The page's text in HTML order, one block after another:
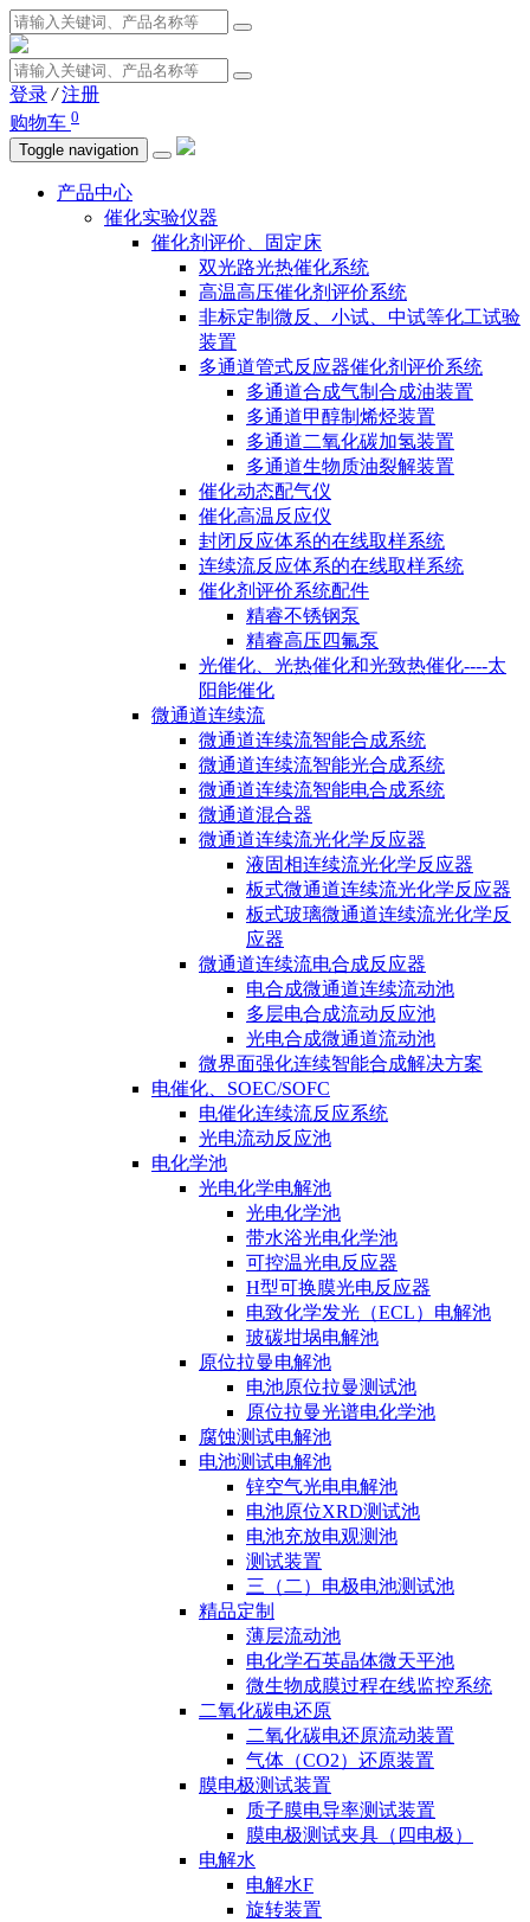
登录 / 注册
购物车 0
Toggle navigation
产品中心
催化实验仪器
催化剂评价、固定床
双光路光热催化系统
高温高压催化剂评价系统
非标定制微反、小试、中试等化工试验
装置
多通道管式反应器催化剂评价系统
多通道合成气制合成油装置
多通道甲醇制烯烃装置
多通道二氧化碳加氢装置
多通道生物质油裂解装置
催化动态配气仪
催化高温反应仪
封闭反应体系的在线取样系统
连续流反应体系的在线取样系统
催化剂评价系统配件
精睿不锈钢泵
精睿高压四氟泵
光催化、光热催化和光致热催化----太
阳能催化
微通道连续流
微通道连续流智能合成系统
微通道连续流智能光合成系统
微通道连续流智能电合成系统
微通道混合器
微通道连续流光化学反应器
液固相连续流光化学反应器
板式微通道连续流光化学反应器
板式玻璃微通道连续流光化学反
应器
微通道连续流电合成反应器
电合成微通道连续流动池
多层电合成流动反应池
光电合成微通道流动池
微界面强化连续智能合成解决方案
电催化、SOEC/SOFC
电催化连续流反应系统
光电流动反应池
电化学池
光电化学电解池
光电化学池
带水浴光电化学池
可控温光电反应器
H型可换膜光电反应器
电致化学发光（ECL）电解池
玻碳坩埚电解池
原位拉曼电解池
电池原位拉曼测试池
原位拉曼光谱电化学池
腐蚀测试电解池
电池测试电解池
锌空气光电电解池
电池原位XRD测试池
电池充放电观测池
测试装置
三（二）电极电池测试池
精品定制
薄层流动池
电化学石英晶体微天平池
微生物成膜过程在线监控系统
二氧化碳电还原
二氧化碳电还原流动装置
气体（CO2）还原装置
膜电极测试装置
质子膜电导率测试装置
膜电极测试夹具（四电极）
电解水
电解水F
旋转装置